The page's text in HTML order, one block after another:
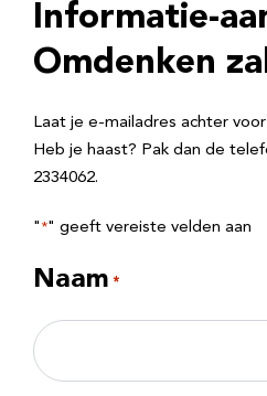
Informatie-
Omdenken
Laat je e-mailadres achter
Heb je haast? Pak dan de
2334062.
" *" geeft vereiste velden aan
Naam *